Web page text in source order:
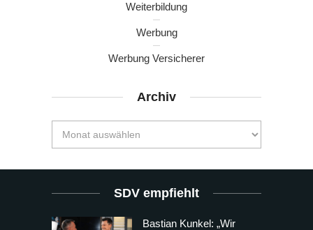
Weiterbildung
Werbung
Werbung Versicherer
Archiv
SDV empfiehlt
Bastian Kunkel: „Wir